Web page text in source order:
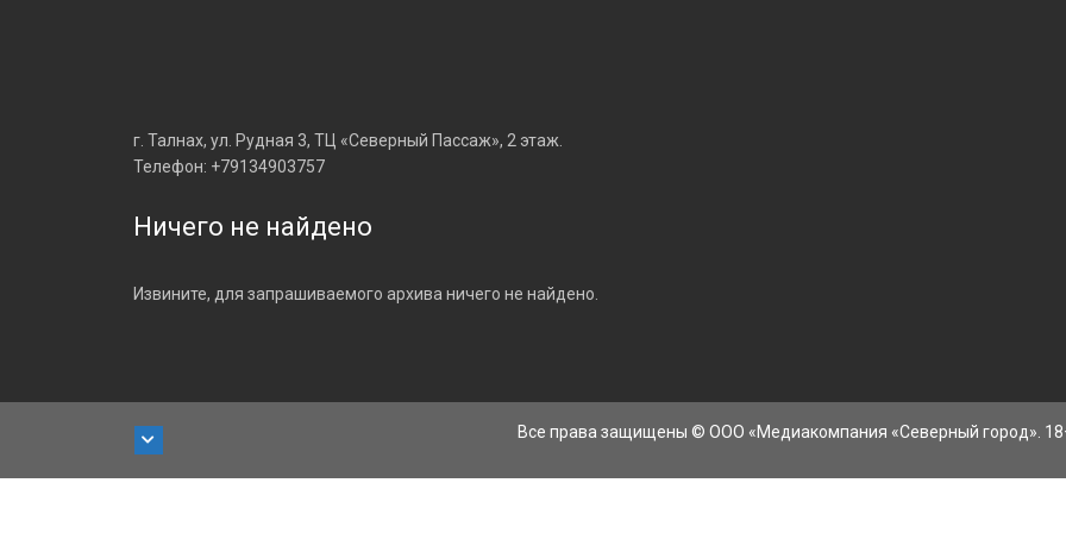
г. Талнах, ул. Рудная 3, ТЦ «Северный Пассаж», 2 этаж.
Телефон: +79134903757
Ничего не найдено
Извините, для запрашиваемого архива ничего не найдено.
Все права защищены © ООО «Медиакомпания «Северный город».